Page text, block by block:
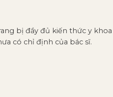
bị đầy đủ kiến thức y
có chỉ định của bác sĩ.